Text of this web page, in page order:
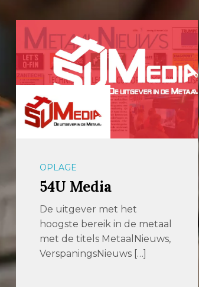
OPLAGE
54U Media
De uitgever met het
hoogste bereik in de metaal
met de titels MetaalNieuws,
VerspaningsNieuws […]